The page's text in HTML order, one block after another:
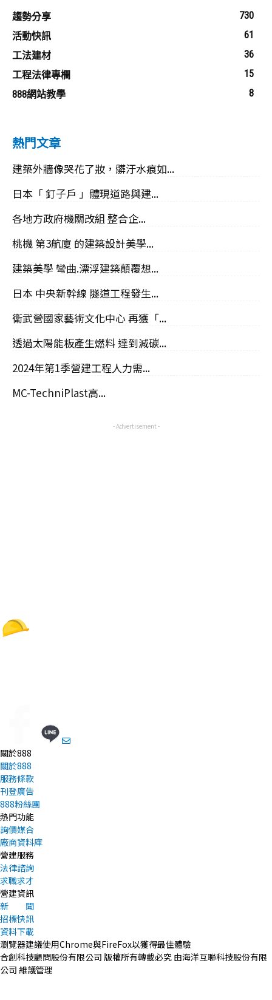
趨勢分享
730
活動快訊
61
工法建材
36
工程法律專欄
15
888網站教學
8
熱門文章
建築外牆像哭花了妝，髒汙水痕如...
日本「 釘子戶 」體現道路與建...
各地方政府機關改組 整合企...
桃機 第3航廈 的建築設計美學...
建築美學 彎曲.漂浮建築顛覆想...
日本 中央新幹線 隧道工程發生...
衛武營國家藝術文化中心 再獲「...
透過太陽能板產生燃料 達到減碳...
2024年第1季營建工程人力需...
MC-TechniPlast高...
- Advertisement -
關於888
關於888
服務條款
刊登廣告
888粉絲團
熱門功能
詢價媒合
廠商資料庫
營建服務
法律諮詢
求職求才
營建資訊
新 聞
招標快訊
資料下載
瀏覽器建議使用Chrome與FireFox以獲得最佳體驗
合創科技顧問股份有限公司 版權所有轉載必究 由海洋互聯科技股份有限
公司 維護管理